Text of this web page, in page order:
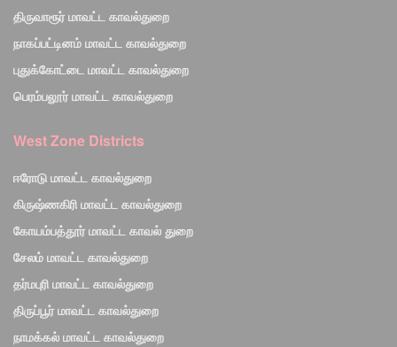
திருவாரூர் மாவட்ட காவல்துறை
நாகப்பட்டினம் மாவட்ட காவல்துறை
புதுக்கோட்டை மாவட்ட காவல்துறை
பெரம்பலூர் மாவட்ட காவல்துறை
West Zone Districts
ஈரோடு மாவட்ட காவல்துறை
கிருஷ்ணகிரி மாவட்ட காவல்துறை
கோயம்பத்தூர் மாவட்ட காவல் துறை
சேலம் மாவட்ட காவல்துறை
தர்மபுரி மாவட்ட காவல்துறை
திருப்பூர் மாவட்ட காவல்துறை
நாமக்கல் மாவட்ட காவல்துறை